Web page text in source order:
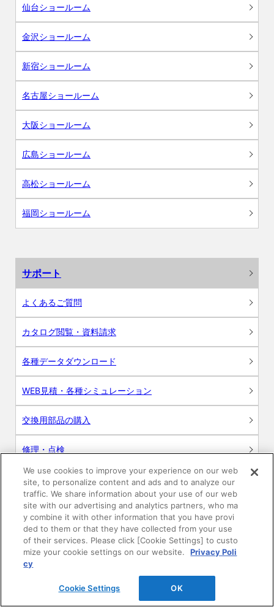
仙台ショールーム
金沢ショールーム
新宿ショールーム
名古屋ショールーム
大阪ショールーム
広島ショールーム
高松ショールーム
福岡ショールーム
サポート
よくあるご質問
カタログ閲覧・資料請求
各種データダウンロード
WEB見積・各種シミュレーション
交換用部品の購入
修理・点検
お問い合わせ
ログイン
建築・設計関係者様向けサイト
ユーザー登録サービス
WEB見積システム
We use cookies to improve your experience on our web
site, to personalize content and ads and to analyze our
traffic. We share information about your use of our web
site with our advertising and analytics partners, who ma
y combine it with other information that you have provi
ded to them or that they have collected from your use
of their services. Please click [Cookie Settings] to custo
mize your cookie settings on our website.
Privacy Poli
cy
Cookie Settings OK